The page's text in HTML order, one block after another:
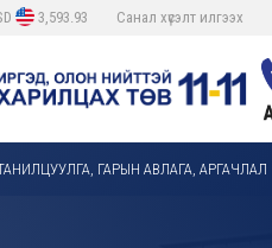
3,593.93 Санал хүсэлт илгээх
ГАРЫН АВЛАГА, АРГАЧЛАЛ